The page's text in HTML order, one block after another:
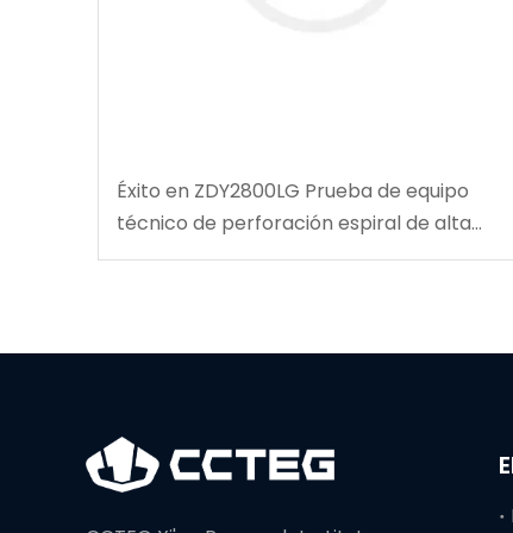
Éxito en ZDY2800LG Prueba de equipo
técnico de perforación espiral de alta
velocidad